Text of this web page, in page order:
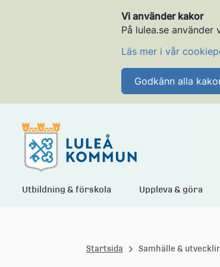
Vi använder kakor
På lulea.se
Läs mer i vår
Godkänn alla
L
Utbildning & förskola Uppleva & göra
Startsida Samhälle &